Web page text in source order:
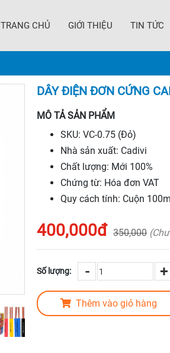
TRANG CHỦ GIỚI THIỆU TIN TỨC
DÂY ĐIỆN ĐƠN CỨNG
MÔ TẢ SẢN PHẨM
SKU: VC-0.75 (Đỏ)
Nhà sản xuất: Cadivi
Chất lượng: Mới 100%
Chứng từ: Hóa đơn VAT
Quy cách tính: Cuộn 100m
400,000đ 350,000
Số lượng: - +
Thêm vào giỏ hàng